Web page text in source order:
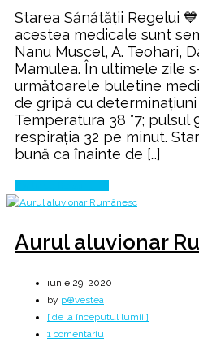
Starea Sănătății Regelui
acestea medicale sunt
Nanu Muscel, A. Teohari,
Mamulea. În ultimele zile
următoarele buletine
de gripă cu
Temperatura 38 °7; pulsul
respirația 32 pe minut.
bună ca înainte de […]
Aurul aluvionar
iunie 29, 2020
by p⊕vestea
[ de la începutul lumii ]
1 comentariu